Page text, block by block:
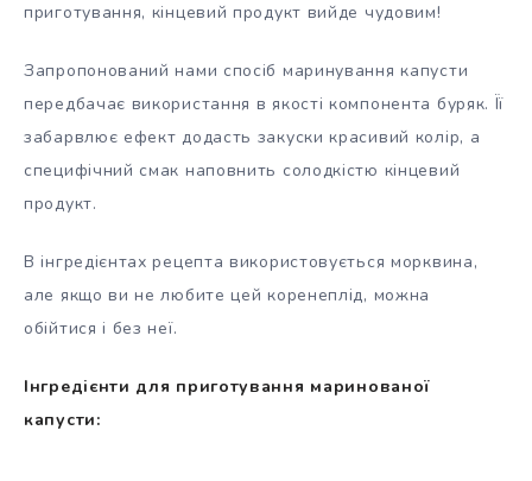
приготування, кінцевий продукт вийде чудовим!
Запропонований нами спосіб маринування капусти
передбачає використання в якості компонента буряк. Її
забарвлює ефект додасть закуски красивий колір, а
специфічний смак наповнить солодкістю кінцевий
продукт.
В інгредієнтах рецепта використовується морквина,
але якщо ви не любите цей коренеплід, можна
обійтися і без неї.
Інгредієнти для приготування маринованої
капусти: